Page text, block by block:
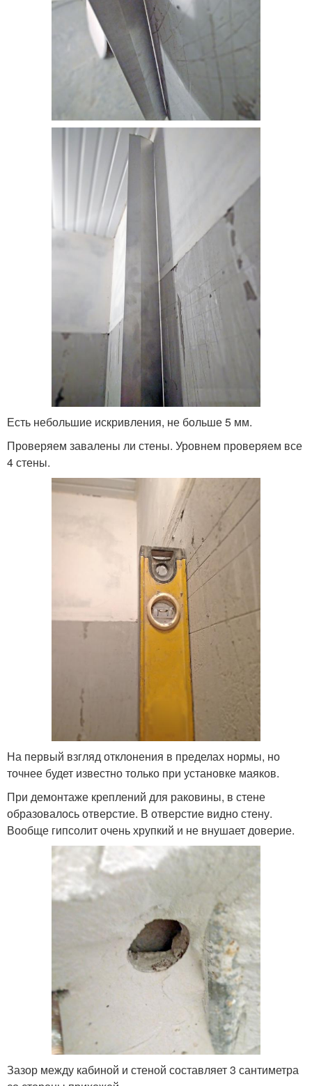
Есть небольшие искривления, не больше 5 мм.
Проверяем завалены ли стены. Уровнем проверяем все
4 стены.
На первый взгляд отклонения в пределах нормы, но
точнее будет известно только при установке маяков.
При демонтаже креплений для раковины, в стене
образовалось отверстие. В отверстие видно стену.
Вообще гипсолит очень хрупкий и не внушает доверие.
Зазор между кабиной и стеной составляет 3 сантиметра